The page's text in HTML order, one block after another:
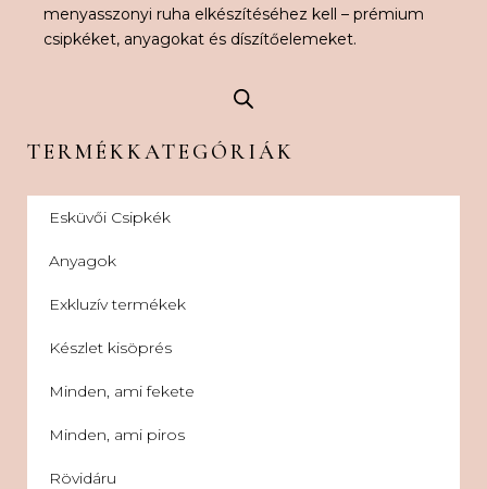
menyasszonyi ruha elkészítéséhez kell – prémium
csipkéket, anyagokat és díszítőelemeket.
TERMÉKKATEGÓRIÁK
Esküvői Csipkék
Anyagok
Exkluzív termékek
Készlet kisöprés
Minden, ami fekete
Minden, ami piros
Rövidáru